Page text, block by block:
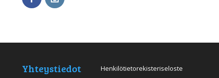
Yhteystiedot Henkilötietorekisteriseloste